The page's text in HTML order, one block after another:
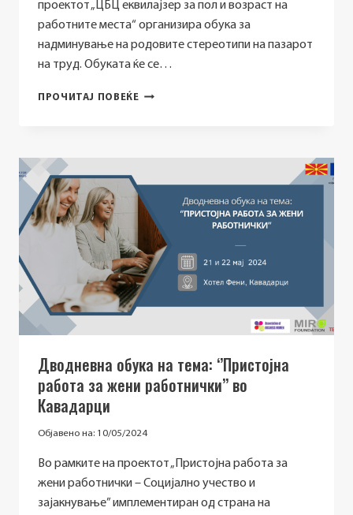
проектот „ЦБЦ еквилајзер за пол и возраст на
работните места“ организира обука за
надминување на родовите стереотипи на пазарот
на труд. Обуката ќе се…
ПРОЧИТАЈ ПОВЕЌЕ ПРИДРУЖЕТЕ
НА
РОДОВИТЕ
СТЕРЕОТИПИ
НА
ПАЗАРОТ
НА
ТРУД!
Дводневна обука на тема: ‘’Пристојна
работа за жени работнички’’ во
Кавадарци
Објавено на: 10/05/2024
Во рамките на проектот „Пристојна работа за
жени работнички – Социјално учество и
зајакнување” имплементиран од страна на